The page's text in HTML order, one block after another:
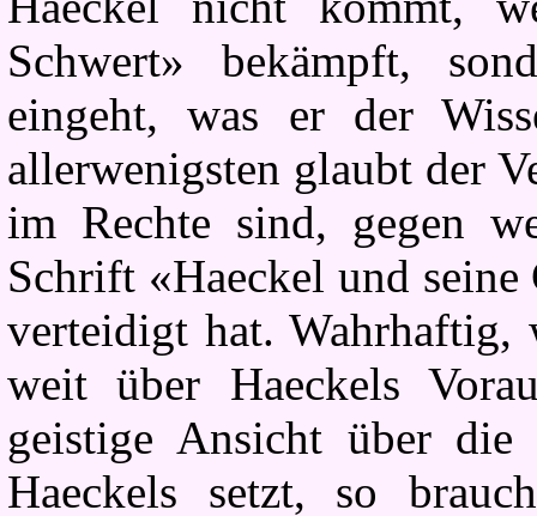
Schwert» bekämpft,
eingeht, was er der
allerwenigsten glaubt der
im Rechte sind, gegen
Schrift «Haeckel und
verteidigt hat. Wahrhaftig,
weit über Haeckels
geistige Ansicht über
Haeckels setzt, so